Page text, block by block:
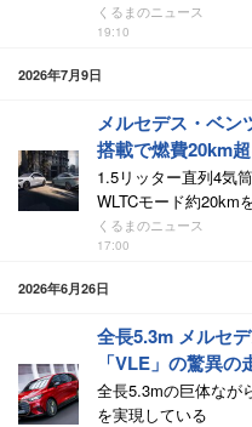
くるまのニュース
19:10
2026年7月9日
メルセデス・ベン
搭載で燃費20km
1.5リッター直列4気
WLTCモード約20km
くるまのニュース
17:00
2026年6月26日
全長5.3m メルセ
「VLE」の驚異の
全長5.3mの巨体なが
を実現している